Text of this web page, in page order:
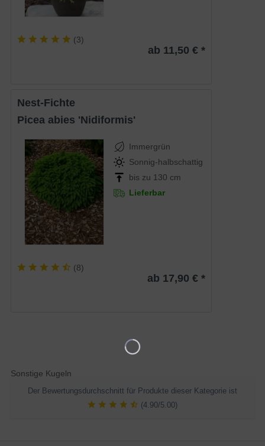
(3)
ab 11,50 € *
Nest-Fichte
Picea abies 'Nidiformis'
Immergrün
Sonnig-halbschattig
bis zu 130 cm
Lieferbar
(8)
ab 17,90 € *
Sonstige Kugeln
Der Bewertungsdurchschnitt für Produkte dieser Kategorie ist
(4.90/5.00)